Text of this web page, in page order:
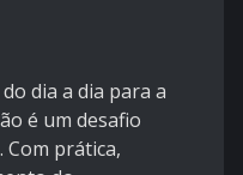
dia a dia para a
é um desafio
Com prática,